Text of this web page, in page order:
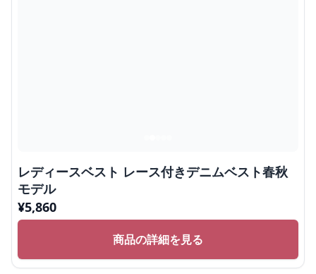
レディースベスト レース付きデニムベスト春秋
モデル
¥5,860
商品の詳細を見る